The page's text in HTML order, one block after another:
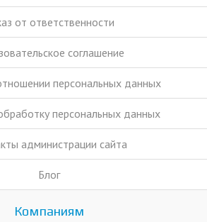
от ответственности
соглашение
персональных данных
персональных данных
администрации сайта
Блог
Компаниям